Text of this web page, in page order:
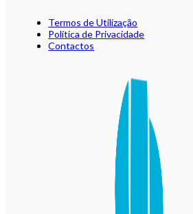
Termos de Utilização
Política de Privacidade
Contactos